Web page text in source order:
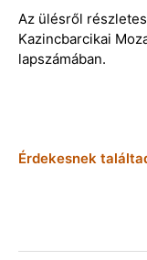
Az ülésről
Kazincbarcikai
lapszámában.
Érdekesnek